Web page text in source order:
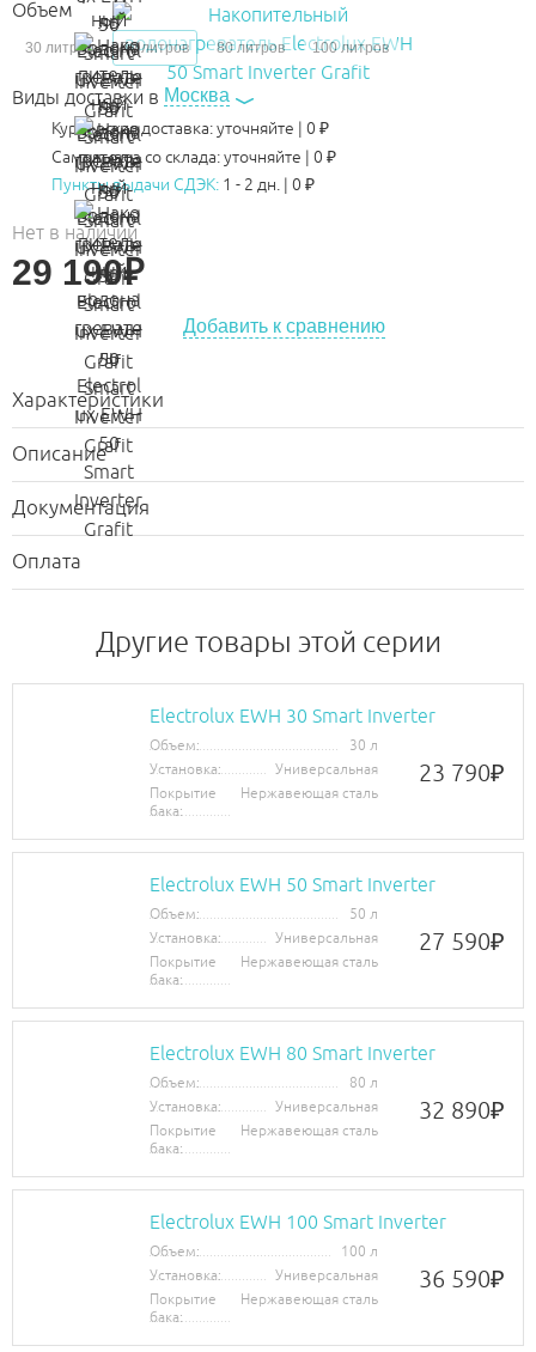
Объем
30 литров 50 литров 80 литров 100 литров
Виды доставки в Москва
Курьерская доставка:уточняйте | 0 ₽
Самовывоз со склада:уточняйте | 0 ₽
Пункты выдачи СДЭК: 1 - 2 дн. | 0 ₽
Нет в наличии
29 190₽
Добавить к сравнению
Характеристики
Описание
Документация
Оплата
Другие товары этой серии
Electrolux EWH 30 Smart Inverter
Объем:
30 л
Установка:
Универсальная
Покрытие
бака:
Нержавеющая сталь
23 790₽
Electrolux EWH 50 Smart Inverter
Объем:
50 л
Установка:
Универсальная
Покрытие
бака:
Нержавеющая сталь
27 590₽
Electrolux EWH 80 Smart Inverter
Объем:
80 л
Установка:
Универсальная
Покрытие
бака:
Нержавеющая сталь
32 890₽
Electrolux EWH 100 Smart Inverter
Объем:
100 л
Установка:
Универсальная
Покрытие
бака:
Нержавеющая сталь
36 590₽